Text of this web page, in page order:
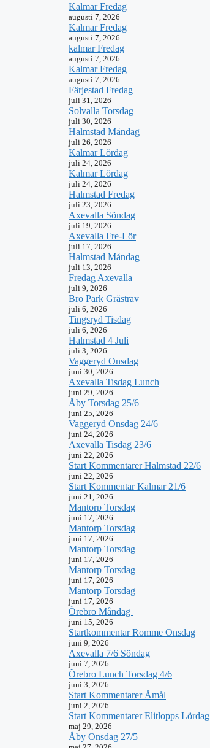
Kalmar Fredag
augusti 7, 2026
Kalmar Fredag
augusti 7, 2026
kalmar Fredag
augusti 7, 2026
Kalmar Fredag
augusti 7, 2026
Färjestad Fredag
juli 31, 2026
Solvalla Torsdag
juli 30, 2026
Halmstad Måndag
juli 26, 2026
Kalmar Lördag
juli 24, 2026
Kalmar Lördag
juli 24, 2026
Halmstad Fredag
juli 23, 2026
Axevalla Söndag
juli 19, 2026
Axevalla Fre-Lör
juli 17, 2026
Halmstad Måndag
juli 13, 2026
Fredag Axevalla
juli 9, 2026
Bro Park Grästrav
juli 6, 2026
Tingsryd Tisdag
juli 6, 2026
Halmstad 4 Juli
juli 3, 2026
Vaggeryd Onsdag
juni 30, 2026
Axevalla Tisdag Lunch
juni 29, 2026
Åby Torsdag 25/6
juni 25, 2026
Vaggeryd Onsdag 24/6
juni 24, 2026
Axevalla Tisdag 23/6
juni 22, 2026
Start Kommentarer Halmstad 22/6
juni 22, 2026
Start Kommentar Kalmar 21/6
juni 21, 2026
Mantorp Torsdag
juni 17, 2026
Mantorp Torsdag
juni 17, 2026
Mantorp Torsdag
juni 17, 2026
Mantorp Torsdag
juni 17, 2026
Mantorp Torsdag
juni 17, 2026
Örebro Måndag
juni 15, 2026
Startkommentar Romme Onsdag
juni 9, 2026
Axevalla 7/6 Söndag
juni 7, 2026
Örebro Lunch Torsdag 4/6
juni 3, 2026
Start Kommentarer Åmål
juni 2, 2026
Start Kommentarer Elitlopps Lördag
maj 29, 2026
Åby Onsdag 27/5